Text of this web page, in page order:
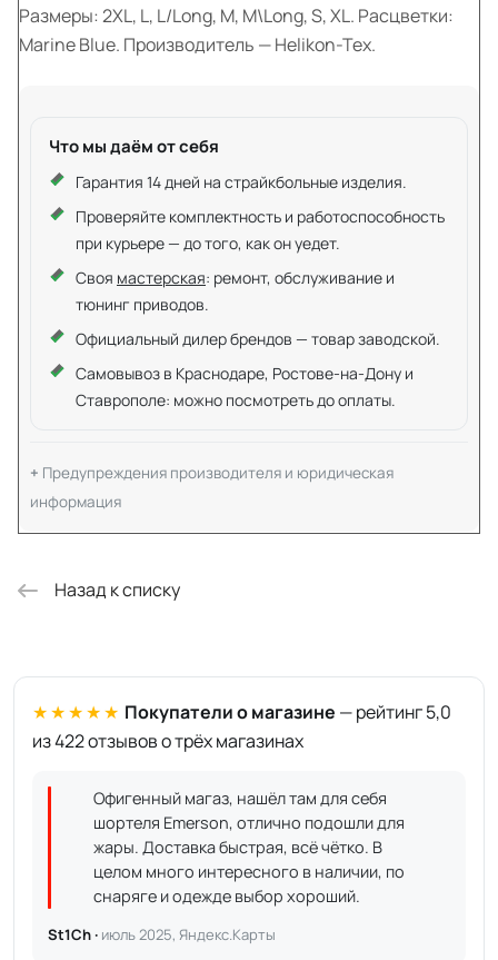
Размеры: 2XL, L, L/Long, M, M\Long, S, XL. Расцветки:
Marine Blue. Производитель — Helikon-Tex.
Что мы даём от себя
Гарантия 14 дней на страйкбольные изделия.
Проверяйте комплектность и работоспособность
при курьере — до того, как он уедет.
Своя мастерская: ремонт, обслуживание и
тюнинг приводов.
Официальный дилер брендов — товар заводской.
Самовывоз в Краснодаре, Ростове-на-Дону и
Ставрополе: можно посмотреть до оплаты.
Предупреждения производителя и юридическая
информация
Назад к списку
★★★★★ Покупатели о магазине — рейтинг 5,0
из 422 отзывов о трёх магазинах
Офигенный магаз, нашёл там для себя
шортеля Emerson, отлично подошли для
жары. Доставка быстрая, всё чётко. В
целом много интересного в наличии, по
снаряге и одежде выбор хороший.
St1Ch · июль 2025, Яндекс.Карты